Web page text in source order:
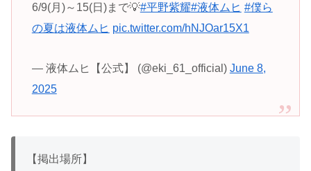
6/9(月)～15(日)まで💡#平野紫耀#液体ムヒ #僕ら
の夏は液体ムヒ pic.twitter.com/hNJOar15X1
— 液体ムヒ【公式】 (@eki_61_official) June 8,
2025
【掲出場所】